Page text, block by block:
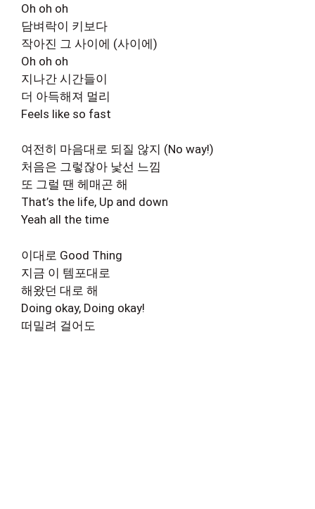
Oh oh oh
담벼락이 키보다
작아진 그 사이에 (사이에)
Oh oh oh
지나간 시간들이
더 아득해져 멀리
Feels like so fast
여전히 마음대로 되질 않지 (No way!)
처음은 그렇잖아 낯선 느낌
또 그럴 땐 헤매곤 해
That’s the life, Up and down
Yeah all the time
이대로 Good Thing
지금 이 템포대로
해왔던 대로 해
Doing okay, Doing okay!
떠밀려 걸어도